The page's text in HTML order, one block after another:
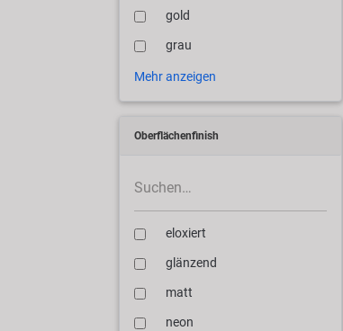
gold
grau
Mehr anzeigen
Oberflächenfinish
eloxiert
glänzend
matt
neon